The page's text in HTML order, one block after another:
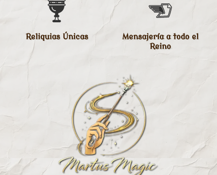
Reliquias Únicas
Mensajería a todo el
Reino